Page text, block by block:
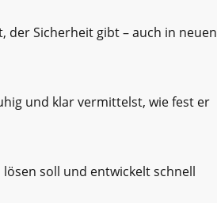
der Sicherheit gibt – auch in neuen
und klar vermittelst, wie fest er
soll und entwickelt schnell